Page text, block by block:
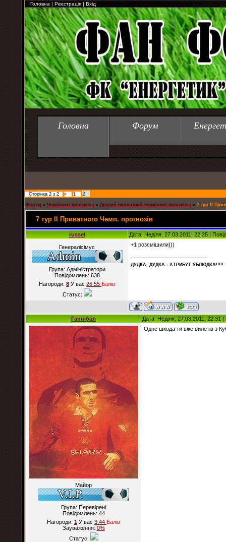
Головна | Реєстрація | Вхід
Головна Форум
Сторінка 2 з 2 « 1 2
Форум » Чемпіонат прогнозів » Другий приватний чемпіонат прогнозів » 7 тур ІІ
7 тур ІІ Приватного Чемп. прогнозів
russel Дата: Неділя, 27.03.2011, 22:25 |
Генералісімус
Група: Адміністратори
Повідомлень: 638
Нагороди: 8 У вас 26.55 Балiв
Статус:
+1 розсмішили)))
ДУДКА, ДУДКА - АТРИБУT УБЛЮДКА!!!!!
Ганнібал Дата: Неділя, 27.03.2011, 22:31
Майор
Група: Перевірені
Повідомлень: 44
Нагороди: 1 У вас 3.44 Балiв
Зауваження: 0%
Статус:
Одне шкода ти вже вилетів з